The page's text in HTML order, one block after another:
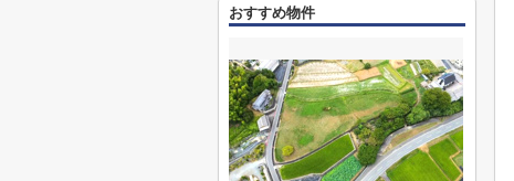
おすすめ物件